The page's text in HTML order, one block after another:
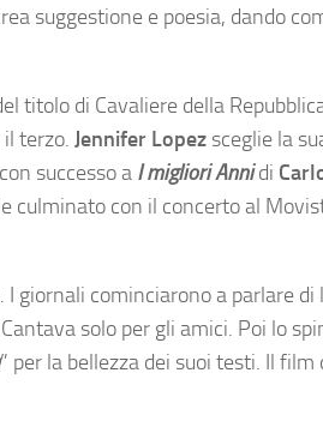
suggestione e poesia, dando
titolo di Cavaliere della
terzo. Jennifer Lopez sceglie la
successo a I migliori Anni di
culminato con il concerto al
giornali cominciarono a parlare
solo per gli amici. Poi lo
” per la bellezza dei suoi testi. Il film